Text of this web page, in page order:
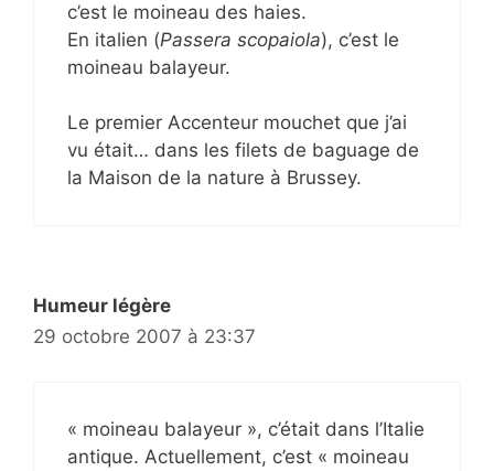
c’est le moineau des haies.
En italien (Passera scopaiola), c’est le
moineau balayeur.
Le premier Accenteur mouchet que j’ai
vu était… dans les filets de baguage de
la Maison de la nature à Brussey.
Humeur légère
29 octobre 2007 à 23:37
« moineau balayeur », c’était dans l’Italie
antique. Actuellement, c’est « moineau